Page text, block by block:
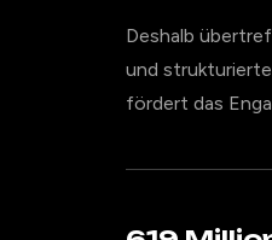
Deshalb
und
fördert das